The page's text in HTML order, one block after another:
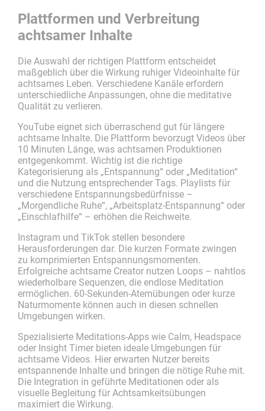
Plattformen und Verbreitung
achtsamer Inhalte
Die Auswahl der richtigen Plattform entscheidet
maßgeblich über die Wirkung ruhiger Videoinhalte für
achtsames Leben. Verschiedene Kanäle erfordern
unterschiedliche Anpassungen, ohne die meditative
Qualität zu verlieren.
YouTube eignet sich überraschend gut für längere
achtsame Inhalte. Die Plattform bevorzugt Videos über
10 Minuten Länge, was achtsamen Produktionen
entgegenkommt. Wichtig ist die richtige
Kategorisierung als „Entspannung“ oder „Meditation“
und die Nutzung entsprechender Tags. Playlists für
verschiedene Entspannungsbedürfnisse –
„Morgendliche Ruhe“, „Arbeitsplatz-Entspannung“ oder
„Einschlafhilfe“ – erhöhen die Reichweite.
Instagram und TikTok stellen besondere
Herausforderungen dar. Die kurzen Formate zwingen
zu komprimierten Entspannungsmomenten.
Erfolgreiche achtsame Creator nutzen Loops – nahtlos
wiederholbare Sequenzen, die endlose Meditation
ermöglichen. 60-Sekunden-Atemübungen oder kurze
Naturmomente können auch in diesen schnellen
Umgebungen wirken.
Spezialisierte Meditations-Apps wie Calm, Headspace
oder Insight Timer bieten ideale Umgebungen für
achtsame Videos. Hier erwarten Nutzer bereits
entspannende Inhalte und bringen die nötige Ruhe mit.
Die Integration in geführte Meditationen oder als
visuelle Begleitung für Achtsamkeitsübungen
maximiert die Wirkung.